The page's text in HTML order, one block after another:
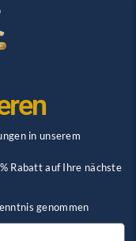
in unserem
Rabatt auf Ihre nächste
genommen